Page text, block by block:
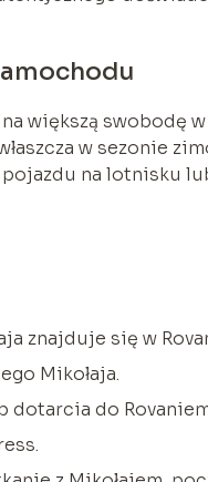
większą swobodę
w sezonie
na lotnisku
znajduje się w
Mikołaja.
dotarcia do